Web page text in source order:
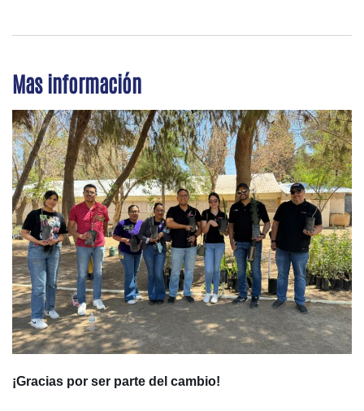
Mas información
¡Gracias por ser parte del cambio!